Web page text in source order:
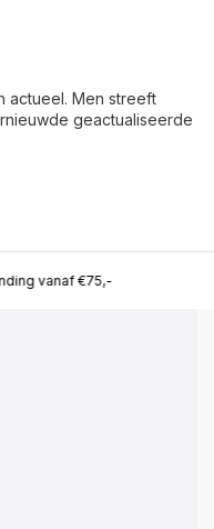
actueel. Men streeft
geactualiseerde
vanaf €75,-